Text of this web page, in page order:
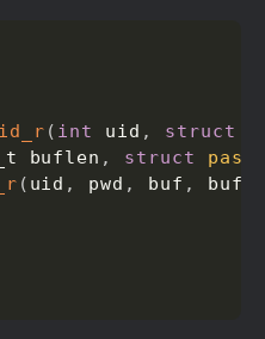
( int uid , struct
buflen , struct
( uid , pwd , buf ,